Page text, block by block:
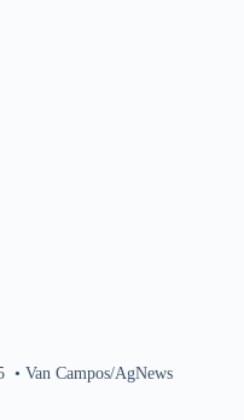
• Van Campos/AgNews